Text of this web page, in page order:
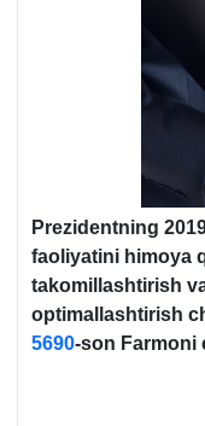
Prezidentning
faoliyatini himoya
takomillashtirish
optimallashtirish
5690-son Farmoni